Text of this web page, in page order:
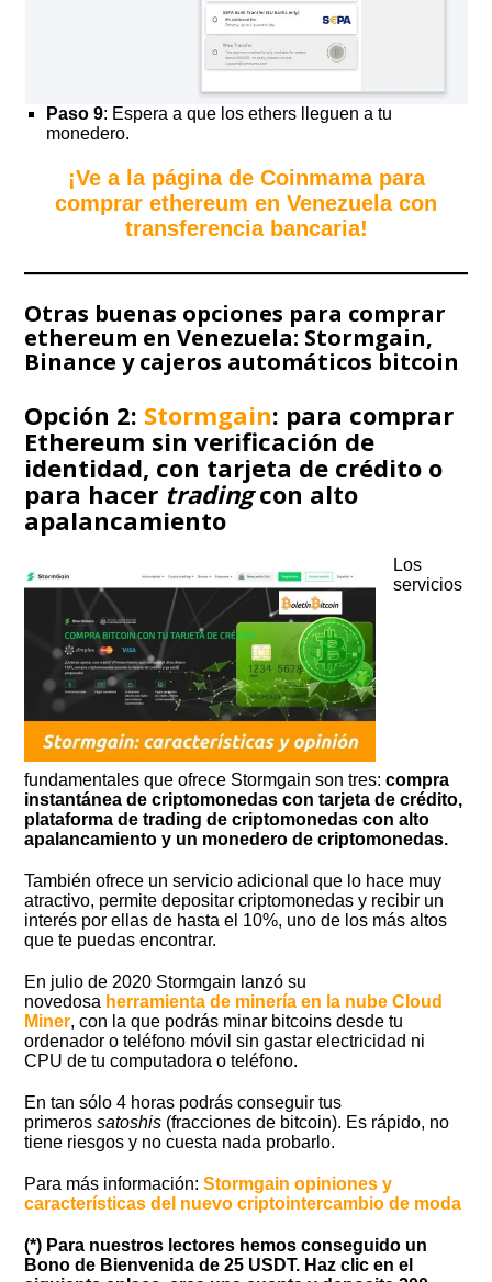
Paso 9: Espera a que los ethers lleguen a tu
monedero.
¡Ve a la página de Coinmama para
comprar ethereum en Venezuela con
transferencia bancaria!
Otras buenas opciones para comprar
ethereum en Venezuela: Stormgain,
Binance y cajeros automáticos bitcoin
Opción 2: Stormgain: para comprar
Ethereum sin verificación de
identidad, con tarjeta de crédito o
para hacer tradingcon alto
apalancamiento
Los
servicios
fundamentales que ofrece Stormgain son tres:compra
instantánea de criptomonedas con tarjeta de crédito,
plataforma de trading de criptomonedas con alto
apalancamiento y un monedero de criptomonedas.
También ofrece un servicio adicional que lo hace muy
atractivo, permite depositar criptomonedas y recibir un
interés por ellas de hasta el 10%, uno de los más altos
que te puedas encontrar.
En julio de 2020 Stormgain lanzó su
novedosa herramienta de minería en la nube Cloud
Miner, con la que podrás minar bitcoins desde tu
ordenador o teléfono móvil sin gastar electricidad ni
CPU de tu computadora o teléfono.
En tan sólo 4 horas podrás conseguir tus
primerossatoshis (fracciones de bitcoin). Es rápido, no
tiene riesgos y no cuesta nada probarlo.
Para más información:Stormgain opiniones y
características del nuevo criptointercambio de moda
(*) Para nuestros lectores hemos conseguido un
Bono de Bienvenida de 25 USDT. Haz clic en el